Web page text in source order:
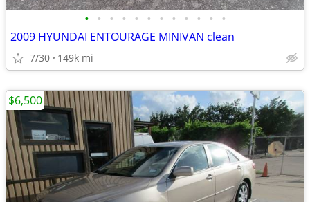
• • • • • • • • • • • •
2009 HYUNDAI ENTOURAGE MINIVAN clean
7/30 149k mi
$6,500